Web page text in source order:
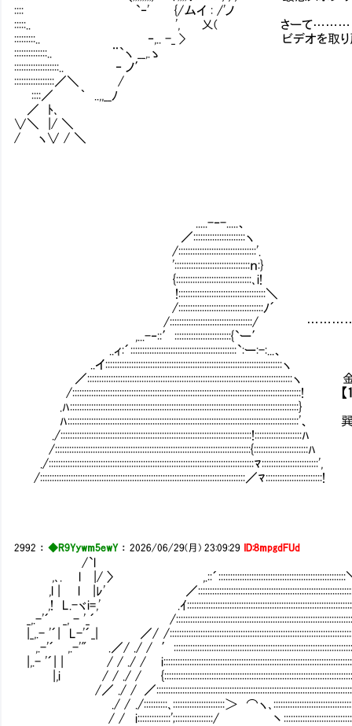
:::: `‐' {/ムイ : /'ノ
:::::.. ', 乂( さーて…………早くあのチャ
:::::::::.. ‐,.. -_ > ビデオを取り戻
::::::::::::::.. ¨`ヽ __,.ゝ
:::::::::::::::::::.. ‐ ノ′
:::::::::::::::::／＼ /
::::／ ｀ ..,,__ﾉ
／ ﾄ､
∨＼ |/ ＼
/ ヽ∨ / ＼
.....-‐-.....、
／::::::::::::::::::::::ヽ
/:::::::::::::::::::::::::::::::::'. f´￣￣￣￣￣
'::::::::::::::::::::::::::::::::ｎ:} | 夜神か
{::::::::::::::::::::::::::::::::､i! ヽ＿＿＿＿
!:::::::::::::::::::::::::::::::::::::＼
/::::::::::::::::::::::::::::::::::::ﾉ´
/:::::::::::::::::::::::::::::::::::/
,...-‐::′::::::::::::::::::::::::{`ー′
..ィ:´:::::::::::::::::::::::::::::::::::::::::::::`:ー:-:...、
..イ:::::::::::::::::::::::::::::::::::::::::::::::::::::::::::::::::::::::::::ヽ
／:::::::::::::::::::::::::::::::::::::::::::::::::::::::::::::::::::::::::::::::::::::::ヽ
/:::::::::::::::::::::::::::::::::::::::::::::::::::::::::::::::::::::::::::::::::::::::::::::::::!
.ﾊ:::::::::::::::::::::::::::::::::::::::::::::::::::::::::::::::::::::::::::::::::::::::::::::::::}
ﾊ::::::::::::::::::::::::::::::::::::::::::::::::::::::::::::::::::::::::::::::::::::::::::::::::::'
./:::::::::::::::::::::::::::::::::::::::::::::::::::::::::::::::::::::::::::::::::!::::::::::::::::::::ﾊ
/:::::::::::::::::::::::::::::::::::::::::::::::::::::::::::::::::::::::::::::::::::{:::::::::::::::::::::::ﾊ
./:::::::::::::::::::::::::::::::::::::::::::::::::::::::::::::::::::::::::::::::::::::::ﾏ::::::::::::::::::::::::',
/:::::::::::::::::::::::::::::::::::::::::::::::::::::::::::::::::::::::::::::::::::::::／ﾏ::::::::::::::::::::::::!
2992 ：◆R9Yywm5ewY：2026/06/29(月) 23:09:29 ID:8mpgdFUd
/`l
,､. l |/ 〉 ,.::´::::::::::::::::::::::::::::::::::::::::::::::::::::::
,l | l |ﾚ' ／
,! L.-ヾi=,' .ｲ
_,.-'´ _, - '_´ /
|_,.- '´| L-'´_| ／/ /
,.-'´ ,.-'" .／/ ./ /
|,.- '´| | / / ./ /
|,i / / ./ /
/／ ./ / ／
./ / ./::::::::::､::::::::::::::::::::::＞ ⌒ヽ､
/ / i::::::::::::::';::::::::::::::::/ 丶